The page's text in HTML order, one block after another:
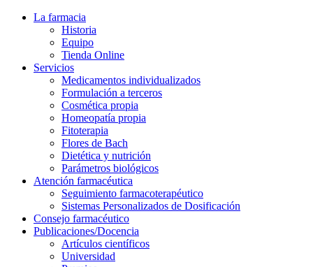
La farmacia
Historia
Equipo
Tienda Online
Servicios
Medicamentos individualizados
Formulación a terceros
Cosmética propia
Homeopatía propia
Fitoterapia
Flores de Bach
Dietética y nutrición
Parámetros biológicos
Atención farmacéutica
Seguimiento farmacoterapéutico
Sistemas Personalizados de Dosificación
Consejo farmacéutico
Publicaciones/Docencia
Artículos científicos
Universidad